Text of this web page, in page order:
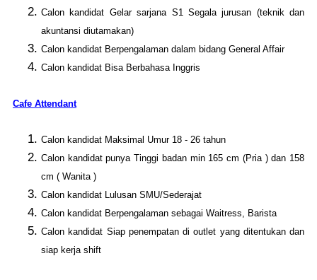
Calon kandidat Gelar sarjana S1 Segala jurusan (teknik dan
akuntansi diutamakan)
Calon kandidat Berpengalaman dalam bidang General Affair
Calon kandidat Bisa Berbahasa Inggris
Cafe Attendant
Calon kandidat Maksimal Umur 18 - 26 tahun
Calon kandidat punya Tinggi badan min 165 cm (Pria ) dan 158
cm ( Wanita )
Calon kandidat Lulusan SMU/Sederajat
Calon kandidat Berpengalaman sebagai Waitress, Barista
Calon kandidat Siap penempatan di outlet yang ditentukan dan
siap kerja shift